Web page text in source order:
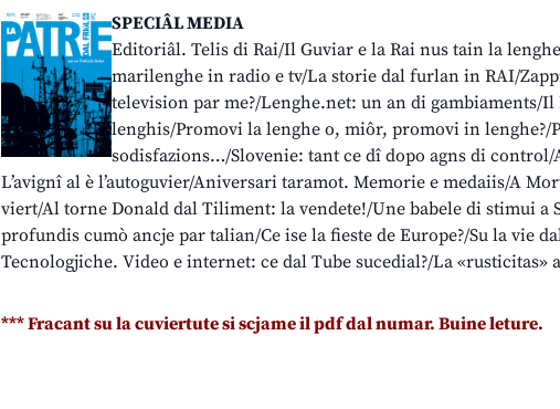
SPECIÂL MEDIA
Editoriâl. Telis di Rai/Il Guviar e la Rai nus tain la
marilenghe in radio e tv/La storie dal furlan in RAI/
television par me?/Lenghe.net: un an di gambiaments/
lenghis/Promovi la lenghe o, miôr, promovi in lenghe?/
sodisfazions…/Slovenie: tant ce dî dopo agns di
L’avignî al è l’autoguvier/Aniversari taramot. Memorie e medaiis/A
viert/Al torne Donald dal Tiliment: la vendete!/Une babele di stimui a
profundis cumò ancje par talian/Ce ise la fieste de Europe?/Su la vie
Tecnologjiche. Video e internet: ce dal Tube sucedial?/La «rusticitas»
*** Fracant su la cuviertute si scjame il pdf dal numar. Buine leture.